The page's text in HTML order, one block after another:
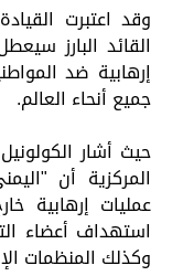
وقد اعتبرت
القائد البارز
إرهابية ضد
جميع أنحاء العالم.
حيث أشار
المركزية أن
عمليات إرهابية
استهداف أعضاء
وكذلك المنظمات